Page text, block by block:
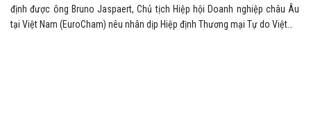
định được ông Bruno Jaspaert, Chủ tịch Hiệp hội Doanh nghiệp châu Âu
tại Việt Nam (EuroCham) nêu nhân dịp Hiệp định Thương mại Tự do Việt…